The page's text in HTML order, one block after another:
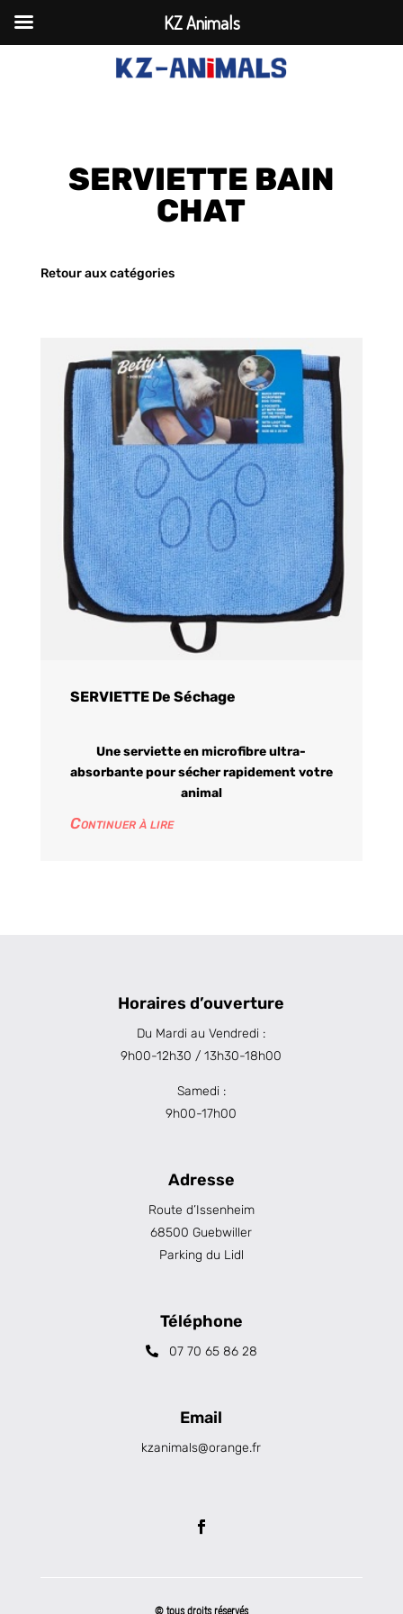
SERVIETTE BAIN
CHAT
Retour aux catégories
SERVIETTE De Séchage
Une serviette en microfibre ultra-
absorbante pour sécher rapidement votre
animal
Continuer à lire
Horaires d’ouverture
Du Mardi au Vendredi :
9h00-12h30 / 13h30-18h00
Samedi :
9h00-17h00
Adresse
Route d’Issenheim
68500 Guebwiller
Parking du Lidl
Téléphone
07 70 65 86 28
Email
kzanimals@orange.fr
© tous droits réservés
KZ Animals